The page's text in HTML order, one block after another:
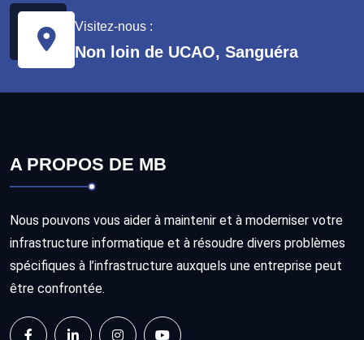
Visitez-nous :
Non loin de UCAO, Sanguéra
A PROPOS DE MB
Nous pouvons vous aider à maintenir et à moderniser votre
infrastructure informatique et à résoudre divers problèmes
spécifiques à l’infrastructure auxquels une entreprise peut
être confrontée.